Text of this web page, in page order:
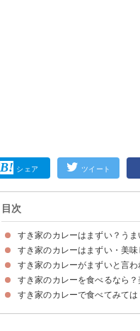
シェア ツイート
目次
すき家のカレーはまずい？う
すき家のカレーはまずい・美
すき家のカレーがまずい・美味
すき家のカレーが美味しい・う
すき家のカレーがまずいと言
①具がなくなった
②専門チェーン店に比べて味が劣
すき家のカレーを食べるなら
すき家のカレーはトッピングする
すき家のカレーで食べてみては